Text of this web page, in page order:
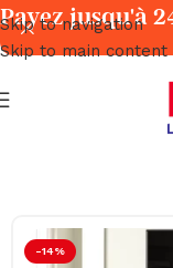
Skip to navigation
Skip to main content
-14%
Payez jusqu'à